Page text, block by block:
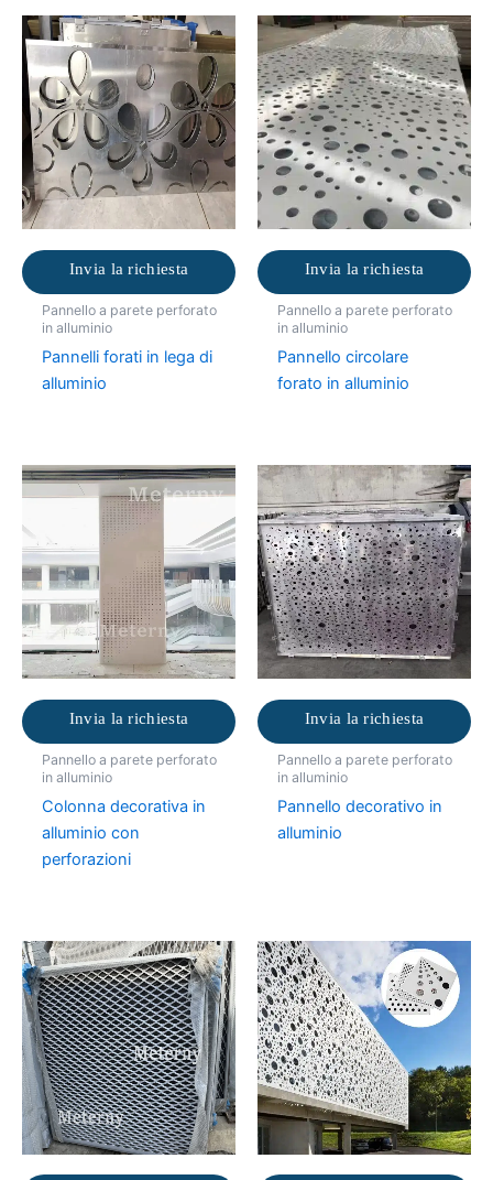
Invia la richiesta
Pannello a parete perforato
in alluminio
Pannelli forati in lega di
alluminio
Invia la richiesta
Pannello a parete perforato
in alluminio
Pannello circolare
forato in alluminio
Invia la richiesta
Pannello a parete perforato
in alluminio
Colonna decorativa in
alluminio con
perforazioni
Invia la richiesta
Pannello a parete perforato
in alluminio
Pannello decorativo in
alluminio